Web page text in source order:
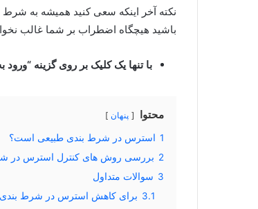
نکته آخر اینکه سعی کنید همیشه به
باشید هیچگاه اضطراب بر شما غالب
با تنها یک کلیک بر روی گزینه
محتوا پنهان
1 استرس در شرط بندی طبیعی است؟
2 بررسی روش های کنترل استرس در
3 سوالات متداول
3.1 برای کاهش استرس در شرط بندی